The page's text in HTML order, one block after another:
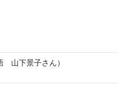
山下景子さん）